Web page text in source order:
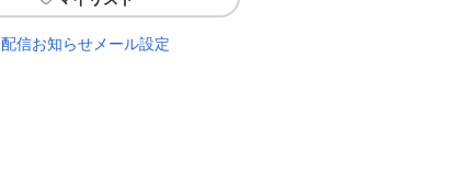
配信お知らせメール設定